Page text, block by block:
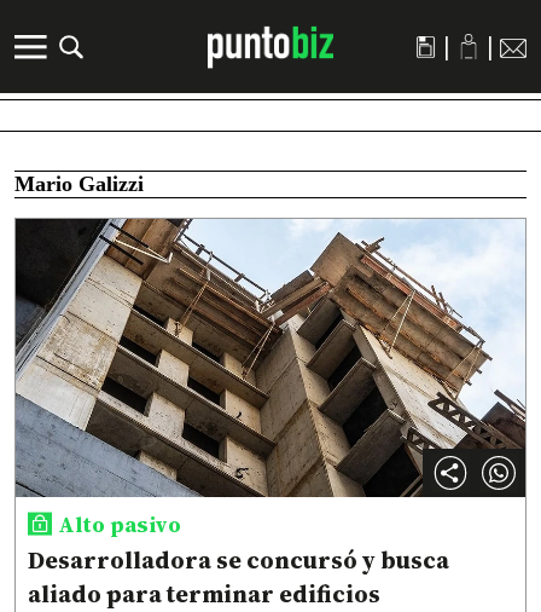
| |
Mario Galizzi
Alto pasivo
Desarrolladora se concursó y busca
aliado para terminar edificios